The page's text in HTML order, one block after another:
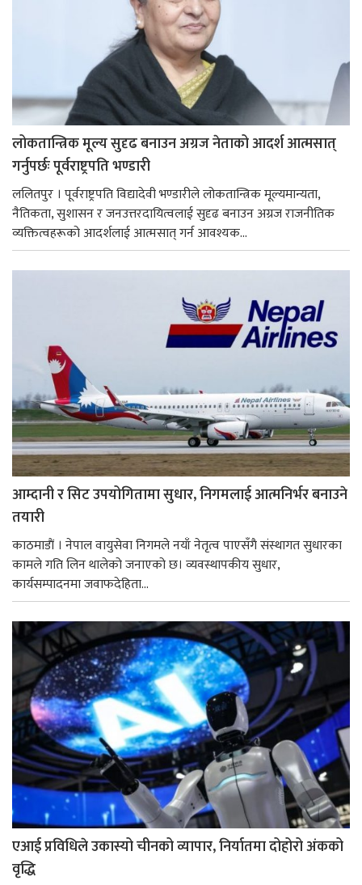
लोकतान्त्रिक मूल्य सुदृढ बनाउन अग्रज नेताको आदर्श आत्मसात्
गर्नुपर्छः पूर्वराष्ट्रपति भण्डारी
ललितपुर । पूर्वराष्ट्रपति विद्यादेवी भण्डारीले लोकतान्त्रिक मूल्यमान्यता,
नैतिकता, सुशासन र जनउत्तरदायित्वलाई सुदृढ बनाउन अग्रज राजनीतिक
व्यक्तित्वहरूको आदर्शलाई आत्मसात् गर्न आवश्यक...
आम्दानी र सिट उपयोगितामा सुधार, निगमलाई आत्मनिर्भर बनाउने
तयारी
काठमाडाैं । नेपाल वायुसेवा निगमले नयाँ नेतृत्व पाएसँगै संस्थागत सुधारका
कामले गति लिन थालेको जनाएको छ। व्यवस्थापकीय सुधार,
कार्यसम्पादनमा जवाफदेहिता...
एआई प्रविधिले उकास्यो चीनको व्यापार, निर्यातमा दोहोरो अंकको
वृद्धि